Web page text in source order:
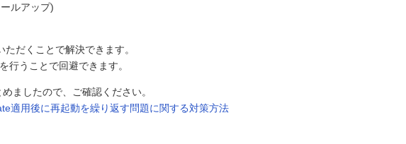
ルアップ)
だくことで解決できます。
うことで回避できます。
ましたので、ご確認ください。
適用後に再起動を繰り返す問題に関する対策方法